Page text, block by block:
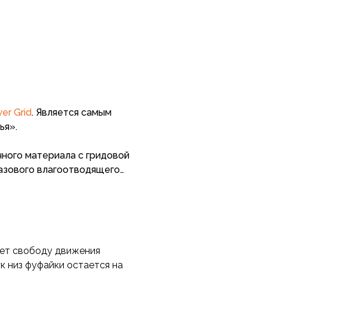
Grid. Является самым
материала с гридовой
влагоотводящего
и переменной
стороне для
внешние слои, при этом
для охлаждения,
быстрого
высокой
свободу движения
низ фуфайки остается на